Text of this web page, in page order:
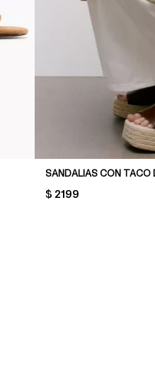
SANDALIAS CON TACO
PRICE:
$ 2199